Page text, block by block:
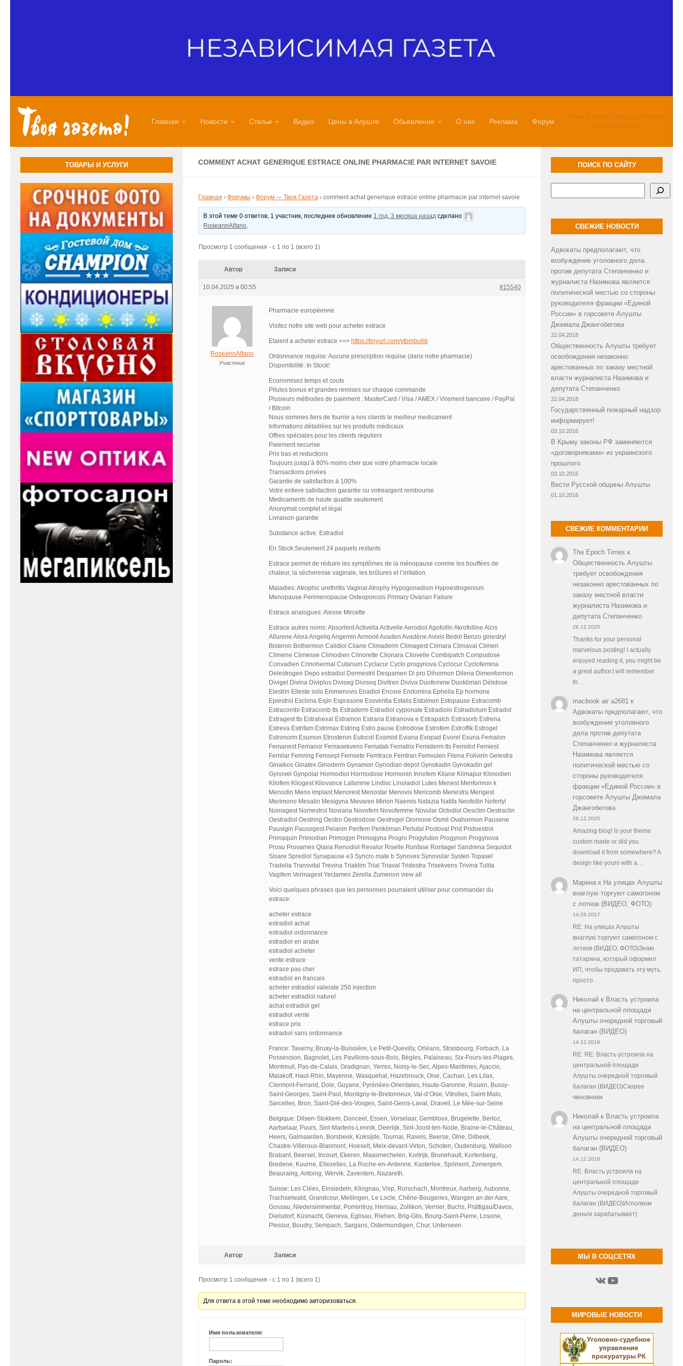
Главная Новости Статьи Видео Цены в Алуште Обьявления О нас Реклама Форум
Точный прогноз погоды в Алуште
world-weather.ru
COMMENT ACHAT GENERIQUE ESTRACE ONLINE PHARMACIE PAR INTERNET SAVOIE
Главная › Форумы › Форум — Твоя Газета › comment achat generique estrace online pharmacie par internet savoie
В этой теме 0 ответов, 1 участник, последнее обновление 1 год, 3 месяца назад сделано
RoseannAlfano.
Просмотр 1 сообщения - с 1 по 1 (всего 1)
Автор Записи
10.04.2025 в 00:55 #15540
RoseannAlfano
Участник
Pharmacie européenne
Visitez notre site web pour acheter estrace
Etaient a acheter estrace ==> https://tinyurl.com/ytbmbu6b
Ordonnance requise: Aucune prescription requise (dans notre pharmacie)
Disponibilité: In Stock!
Economisez temps et couts
Pilules bonus et grandes remises sur chaque commande
Plusieurs méthodes de paiement : MasterCard / Visa / AMEX / Virement bancaire / PayPal
/ Bitcoin
Nous sommes fiers de fournir a nos clients le meilleur medicament
Informations détaillées sur les produits médicaux
Offres spéciales pour les clients réguliers
Paiement securise
Prix bas et reductions
Toujours jusqu’à 80% moins cher que votre pharmacie locale
Transactions privées
Garantie de satisfaction à 100%
Votre entiere satisfaction garantie ou votreargent rembourse
Medicaments de haute qualite seulement
Anonymat complet et légal
Livraison garantie
Substance active: Estradiol
En Stock:Seulement 24 paquets restants
Estrace permet de réduire les symptômes de la ménopause comme les bouffées de
chaleur, la sécheresse vaginale, les brûlures et l’irritation.
Maladies: Atrophic urethritis Vaginal Atrophy Hypogonadism Hypoestrogenism
Menopause Perimenopause Osteoporosis Primary Ovarian Failure
Estrace analogues: Alesse Mircette
Estrace autres noms: Absorlent Activella Activelle Aerodiol Agofollin Akrofolline Alcis
Allurene Alora Angeliq Angemin Armonil Avaden Avadène Avixis Bedol Benzo ginestryl
Bisteron Bothermon Calidiol Cliane Climaderm Climagest Climara Climaval Climen
Climene Climesse Climodien Clinorette Clionara Cliovelle Combipatch Compudose
Convadien Crinohermal Cutanum Cyclacur Cyclo progynova Cyclocur Cyclofemina
Delestrogen Depo estradiol Dermestril Despamen Di pro Dihormon Dilena Dimenformon
Divigel Divina Diviplus Diviseg Diviseq Divitren Diviva Duofemme Duokliman Délidose
Elestrin Elleste solo Emmenovis Enadiol Encore Endomina Ephelia Ep hormone
Epiestrol Esclima Esjin Esprasone Essventia Estalis Estolmon Estopause Estracomb
Estracombi Estracomb tts Estraderm Estradiol cypionate Estradiolo Estradiolum Estradot
Estragest tts Estrahexal Estramon Estrana Estranova e Estrapatch Estrasorb Estrena
Estreva Estrifam Estrimax Estring Estro pause Estrodose Estrofem Estroffik Estrogel
Estronorm Esumon Etrosteron Eutocol Evamist Eviana Evopad Evorel Exuna Femalon
Femanest Femanor Femasekvens Fematab Fematrix Femiderm tts Femidot Femiest
Femilar Femring Femsept Femsete Femtrace Femtran Femvulen Filena Folivirin Gelestra
Ginaikos Ginatex Ginoderm Gynamon Gynodian depot Gynokadin Gynokadin gel
Gynovel Gynpolar Hormodiol Hormodose Hormonin Innofem Kliane Klimapur Klimodien
Kliofem Kliogest Kliovance Lafamme Lindisc Linoladiol Lutes Menest Menformon k
Menodin Meno implant Menorest Menostar Menovis Mericomb Meriestra Merigest
Merimono Mesalin Mesigyna Mevaren Mirion Naemis Natazia Natifa Neofollin Nofertyl
Nomagest Nomestrol Noviana Novofem Novofemme Novular Octodiol Oesclim Oestraclin
Oestradiol Oestring Oestro Oestrodose Oestrogel Oromone Osmil Ovahormon Pausene
Pausigin Pausogest Pelanin Perifem Perikliman Perlutal Postoval Prid Pridoestrol
Primaquin Primodian Primogyn Primogyna Progro Progyluton Progynon Progynova
Prosu Provames Qlaira Renodiol Revalor Riselle Ronfase Rontagel Sandrena Sequidot
Sisare Sprediol Synapause e3 Syncro mate b Synovex Synovular Systen Topasel
Tradelia Transvital Trevina Triaklim Trial Triaval Tridestra Trisekvens Trivina Tulita
Vagifem Vermagest Yectames Zerella Zumenon view all
Voici quelques phrases que les personnes pourraient utiliser pour commander du
estrace:
acheter estrace
estradiol achat
estradiol ordonnance
estradiol en arabe
estradiol acheter
vente estrace
estrace pas cher
estradiol en francais
acheter estradiol valerate 250 injection
acheter estradiol naturel
achat estradiol gel
estradiol vente
estrace prix
estradiol sans ordonnance
France: Taverny, Bruay-la-Buissière, Le Petit-Quevilly, Orléans, Strasbourg, Forbach, La
Possession, Bagnolet, Les Pavillons-sous-Bois, Bègles, Palaiseau, Six-Fours-les-Plages,
Montreuil, Pas-de-Calais, Gradignan, Yerres, Noisy-le-Sec, Alpes-Maritimes, Ajaccio,
Malakoff, Haut-Rhin, Mayenne, Wasquehal, Hazebrouck, Oise, Cachan, Les Lilas,
Clermont-Ferrand, Dole, Guyane, Pyrénées-Orientales, Haute-Garonne, Rouen, Bussy-
Saint-Georges, Saint-Paul, Montigny-le-Bretonneux, Val-d’Oise, Vitrolles, Saint-Malo,
Sarcelles, Bron, Saint-Dié-des-Vosges, Saint-Genis-Laval, Draveil, Le Mée-sur-Seine.
Belgique: Dilsen-Stokkem, Donceel, Essen, Vorselaar, Gembloux, Brugelette, Berloz,
Aartselaar, Puurs, Sint-Martens-Lennik, Deerlijk, Sint-Joost-ten-Node, Braine-le-Château,
Heers, Galmaarden, Borsbeek, Koksijde, Tournai, Ravels, Beerse, Olne, Dilbeek,
Chastre-Villeroux-Blanmont, Hoeselt, Meix-devant-Virton, Schoten, Oudenburg, Walloon
Brabant, Beersel, Incourt, Ekeren, Maasmechelen, Kortrijk, Brunehault, Kortenberg,
Bredene, Kuurne, Ellezelles, La Roche-en-Ardenne, Kasterlee, Sprimont, Zomergem,
Beauraing, Antoing, Wervik, Zaventem, Nazareth.
Suisse: Les Clées, Einsiedeln, Klingnau, Visp, Rorschach, Montreux, Aarberg, Aubonne,
Trachselwald, Grandcour, Mellingen, Le Locle, Chêne-Bougeries, Wangen an der Aare,
Gossau, Niedersimmental, Porrentruy, Herisau, Zollikon, Vernier, Buchs, Prättigau/Davos,
Dielsdorf, Küsnacht, Geneva, Eglisau, Riehen, Brig-Glis, Bourg-Saint-Pierre, Losone,
Plessur, Boudry, Sempach, Sargans, Ostermundigen, Chur, Unterseen.
Автор Записи
Просмотр 1 сообщения - с 1 по 1 (всего 1)
Для ответа в этой теме необходимо авторизоваться.
Имя пользователя:
Пароль:
ТОВАРЫ И УСЛУГИ ПОИСК ПО САЙТУ
СВЕЖИЕ НОВОСТИ
Адвокаты предполагают, что
возбуждение уголовного дела
против депутата Степанченко и
журналиста Назимова является
политической местью со стороны
руководителя фракции «Единой
России» в горсовете Алушты
Джемала Джангобегова
22.04.2018
Общественность Алушты требует
освобождения незаконно
арестованных по заказу местной
власти журналиста Назимова и
депутата Степанченко
22.04.2018
Государственный пожарный надзор
информирует!
03.10.2016
В Крыму законы РФ заменяются
«договорняками» из украинского
прошлого
03.10.2016
Вести Русской общины Алушты
01.10.2016
СВЕЖИЕ КОММЕНТАРИИ
The Epoch Times к
Общественность Алушты
требует освобождения
незаконно арестованных по
заказу местной власти
журналиста Назимова и
депутата Степанченко
26.12.2025
Thanks for your personal
marvelous posting! I actually
enjoyed reading it, you might be
a great author.I will remember
to…
macbook air a2681к
Адвокаты предполагают, что
возбуждение уголовного
дела против депутата
Степанченко и журналиста
Назимова является
политической местью со
стороны руководителя
фракции «Единой России» в
горсовете Алушты Джемала
Джангобегова
26.12.2025
Amazing blog! Is your theme
custom made or did you
download it from somewhere? A
design like yours with a…
Маринак На улицах Алушты
внаглую торгуют самогоном
с лотков (ВИДЕО, ФОТО)
14.03.2017
RE: На улицах Алушты
внаглую торгуют самогоном с
лотков (ВИДЕО, ФОТО)Знаю
татарина, который оформил
ИП, чтобы продавать эту муть.
просто…
Николайк Власть устроила
на центральной площади
Алушты очередной торговый
балаган (ВИДЕО)
14.12.2016
RE: RE: Власть устроила на
центральной площади
Алушты очередной торговый
балаган (ВИДЕО)Скорее
чиновники
Николайк Власть устроила
на центральной площади
Алушты очередной торговый
балаган (ВИДЕО)
14.12.2016
RE: Власть устроила на
центральной площади
Алушты очередной торговый
балаган (ВИДЕО)Исполком
деньги зарабатывает)
МЫ В СОЦСЕТЯХ
ВКонтакте
YouTube
МИРОВЫЕ НОВОСТИ